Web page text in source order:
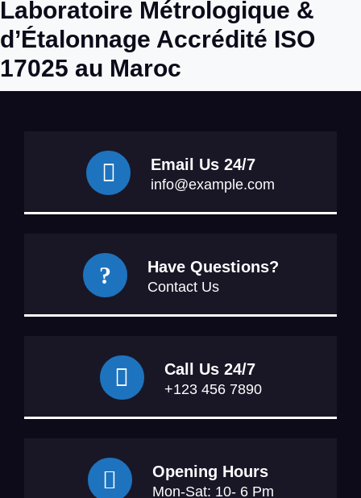
Laboratoire Métrologique &
d’Étalonnage Accrédité ISO
17025 au Maroc
Email Us 24/7
info@example.com
Have Questions?
Contact Us
Call Us 24/7
+123 456 7890
Opening Hours
Mon-Sat: 10- 6 Pm